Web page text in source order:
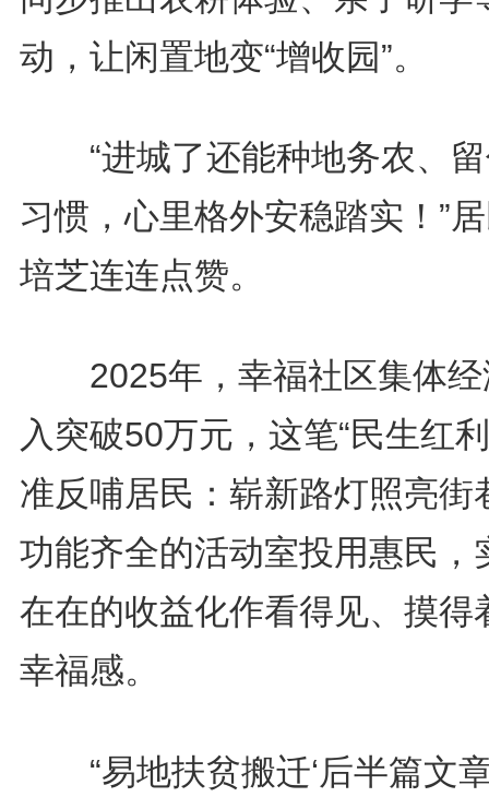
动，让闲置地变“增收园”。
“进城了还能种地务农、留
习惯，心里格外安稳踏实！”
培芝连连点赞。
2025年，幸福社区集体经
入突破50万元，这笔“民生红
准反哺居民：崭新路灯照亮街
功能齐全的活动室投用惠民，
在在的收益化作看得见、摸得
幸福感。
“易地扶贫搬迁‘后半篇文章